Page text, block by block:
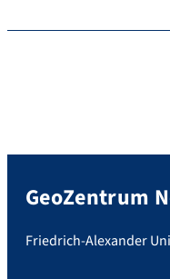
GeoZentrum
Friedrich-Alexander